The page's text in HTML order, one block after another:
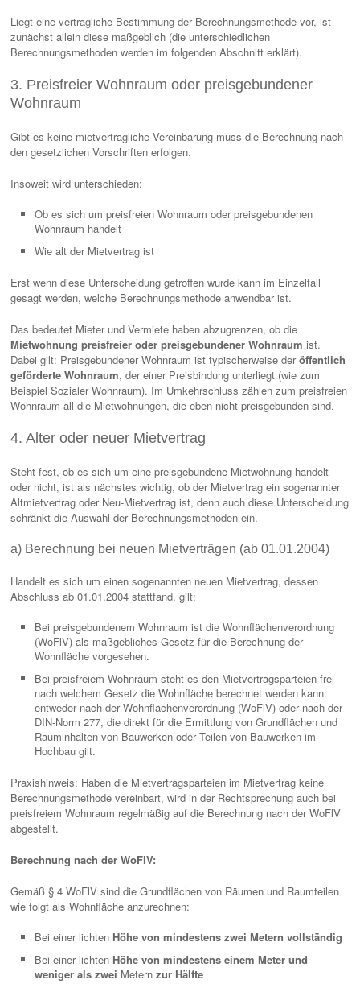
Liegt eine vertragliche Bestimmung der Berechnungsmethode vor, ist
zunächst allein diese maßgeblich (die unterschiedlichen
Berechnungsmethoden werden im folgenden Abschnitt erklärt).
3. Preisfreier Wohnraum oder preisgebundener
Wohnraum
Gibt es keine mietvertragliche Vereinbarung muss die Berechnung nach
den gesetzlichen Vorschriften erfolgen.
Insoweit wird unterschieden:
Ob es sich um preisfreien Wohnraum oder preisgebundenen
Wohnraum handelt
Wie alt der Mietvertrag ist
Erst wenn diese Unterscheidung getroffen wurde kann im Einzelfall
gesagt werden, welche Berechnungsmethode anwendbar ist.
Das bedeutet Mieter und Vermiete haben abzugrenzen, ob die
Mietwohnung preisfreier oder preisgebundener Wohnraum ist.
Dabei gilt: Preisgebundener Wohnraum ist typischerweise deröffentlich
geförderte Wohnraum, der einer Preisbindung unterliegt (wie zum
Beispiel Sozialer Wohnraum). Im Umkehrschluss zählen zum preisfreien
Wohnraum all die Mietwohnungen, die eben nicht preisgebunden sind.
4. Alter oder neuer Mietvertrag
Steht fest, ob es sich um eine preisgebundene Mietwohnung handelt
oder nicht, ist als nächstes wichtig, ob der Mietvertrag ein sogenannter
Altmietvertrag oder Neu-Mietvertrag ist, denn auch diese Unterscheidung
schränkt die Auswahl der Berechnungsmethoden ein.
a) Berechnung bei neuen Mietverträgen (ab 01.01.2004)
Handelt es sich um einen sogenannten neuen Mietvertrag, dessen
Abschluss ab 01.01.2004 stattfand, gilt:
Bei preisgebundenem Wohnraum ist die Wohnflächenverordnung
(WoFlV) als maßgebliches Gesetz für die Berechnung der
Wohnfläche vorgesehen.
Bei preisfreiem Wohnraum steht es den Mietvertragsparteien frei
nach welchem Gesetz die Wohnfläche berechnet werden kann:
entweder nach der Wohnflächenverordnung (WoFlV) oder nach der
DIN-Norm 277, die direkt für die Ermittlung von Grundflächen und
Rauminhalten von Bauwerken oder Teilen von Bauwerken im
Hochbau gilt.
Praxishinweis: Haben die Mietvertragsparteien im Mietvertrag keine
Berechnungsmethode vereinbart, wird in der Rechtsprechung auch bei
preisfreiem Wohnraum regelmäßig auf die Berechnung nach der WoFlV
abgestellt.
Berechnung nach der WoFlV:
Gemäß § 4 WoFlV sind die Grundflächen von Räumen und Raumteilen
wie folgt als Wohnfläche anzurechnen:
Bei einer lichten Höhe von mindestens zwei Metern vollständig
Bei einer lichten Höhe von mindestens einem Meter und
weniger als zwei Metern zur Hälfte